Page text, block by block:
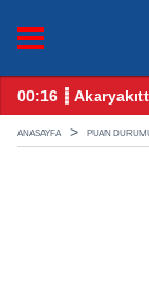
Öncesi
12:25 ┋ CHP
ANASAYFA PUAN